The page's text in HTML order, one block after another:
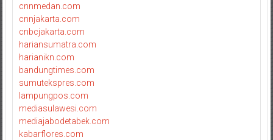
cnnmedan.com
cnnjakarta.com
cnbcjakarta.com
hariansumatra.com
harianikn.com
bandungtimes.com
sumutekspres.com
lampungpos.com
mediasulawesi.com
mediajabodetabek.com
kabarflores.com